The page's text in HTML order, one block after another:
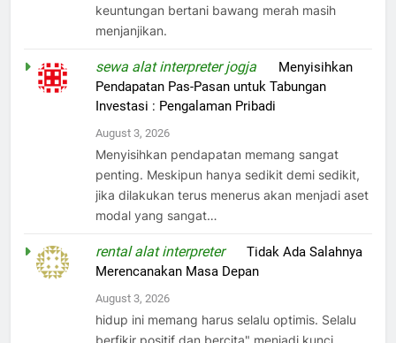
keuntungan bertani bawang merah masih
menjanjikan.
sewa alat interpreter jogja
Menyisihkan
Pendapatan Pas-Pasan untuk Tabungan
Investasi : Pengalaman Pribadi
August 3, 2026
Menyisihkan pendapatan memang sangat
penting. Meskipun hanya sedikit demi sedikit,
jika dilakukan terus menerus akan menjadi aset
modal yang sangat…
rental alat interpreteronTidak Ada Salahnya
Merencanakan Masa Depan
August 3, 2026
hidup ini memang harus selalu optimis. Selalu